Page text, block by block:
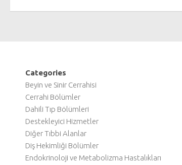
Categories
Beyin ve Sinir Cerrahisi
Cerrahi Bölümler
Dahili Tıp Bölümleri
Destekleyici Hizmetler
Diğer Tıbbi Alanlar
Diş Hekimliği Bölümler
Endokrinoloji ve Metabolizma Hastalıkları